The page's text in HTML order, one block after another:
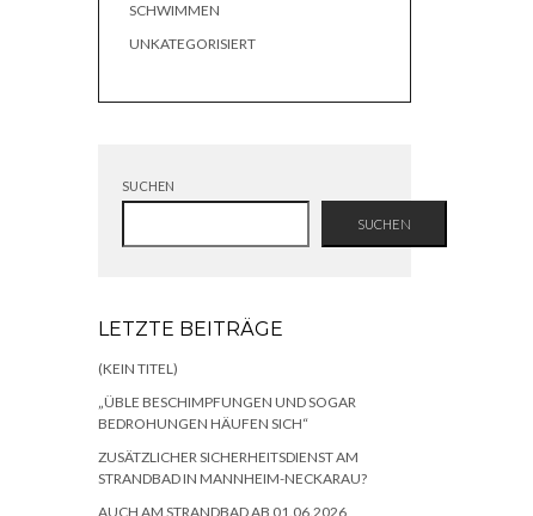
SCHWIMMEN
UNKATEGORISIERT
SUCHEN
SUCHEN
LETZTE BEITRÄGE
(KEIN TITEL)
„ÜBLE BESCHIMPFUNGEN UND SOGAR
BEDROHUNGEN HÄUFEN SICH“
ZUSÄTZLICHER SICHERHEITSDIENST AM
STRANDBAD IN MANNHEIM-NECKARAU?
AUCH AM STRANDBAD AB 01.06.2026